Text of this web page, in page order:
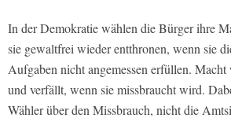
In der Demokratie wählen die Bürger ihre
sie gewaltfrei wieder entthronen, wenn sie
Aufgaben nicht angemessen erfüllen.
und verfällt, wenn sie missbraucht wird.
Wähler über den Missbrauch, nicht die